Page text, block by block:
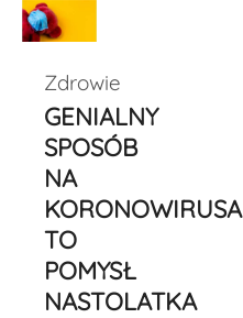
Zdrowie
GENIALNY
SPOSÓB
NA
KORONOWIRUSA
TO
POMYSŁ
NASTOLATKA